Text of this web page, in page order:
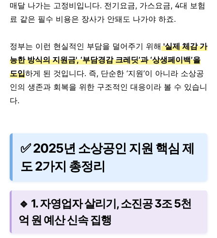
매달 나가는 고정비입니다. 전기요금, 가스요금, 4대 보험
료 같은 필수 비용은 장사가 안돼도 나가야 하죠.
정부는 이런 현실적인 부담을 덜어주기 위해'실제 체감 가
능한 방식의 지원금', ‘부담경감 크레딧’과 ‘상생페이백’을
도입하게 된 것입니다. 즉, 단순한 ‘지원’이 아니라 소상공
인의 생존과 회복을 위한 구조적인 대응이라 볼 수 있습니
다.
✅ 2025년 소상공인 지원 핵심 제
도 2가지 총정리
🔹 1. 자영업자 살리기, 소진공 3조 5천
억 원 예산 신속 집행